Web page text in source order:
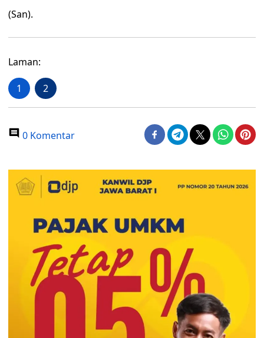
(San).
Laman:
1 2
0 Komentar